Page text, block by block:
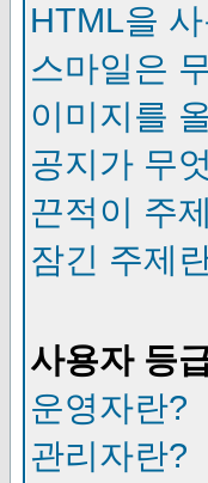
HTML을
스마일은
이미지를
공지가 무
끈적이 주
잠긴 주제
사용자 등
운영자란?
관리자란?